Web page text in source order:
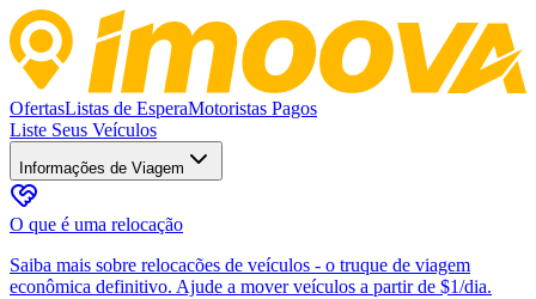
OfertasListas de EsperaMotoristas Pagos
Liste Seus Veículos
Informações de Viagem
O que é uma relocação
Saiba mais sobre relocacões de veículos - o truque de viagem
econômica definitivo. Ajude a mover veículos a partir de $1/dia.